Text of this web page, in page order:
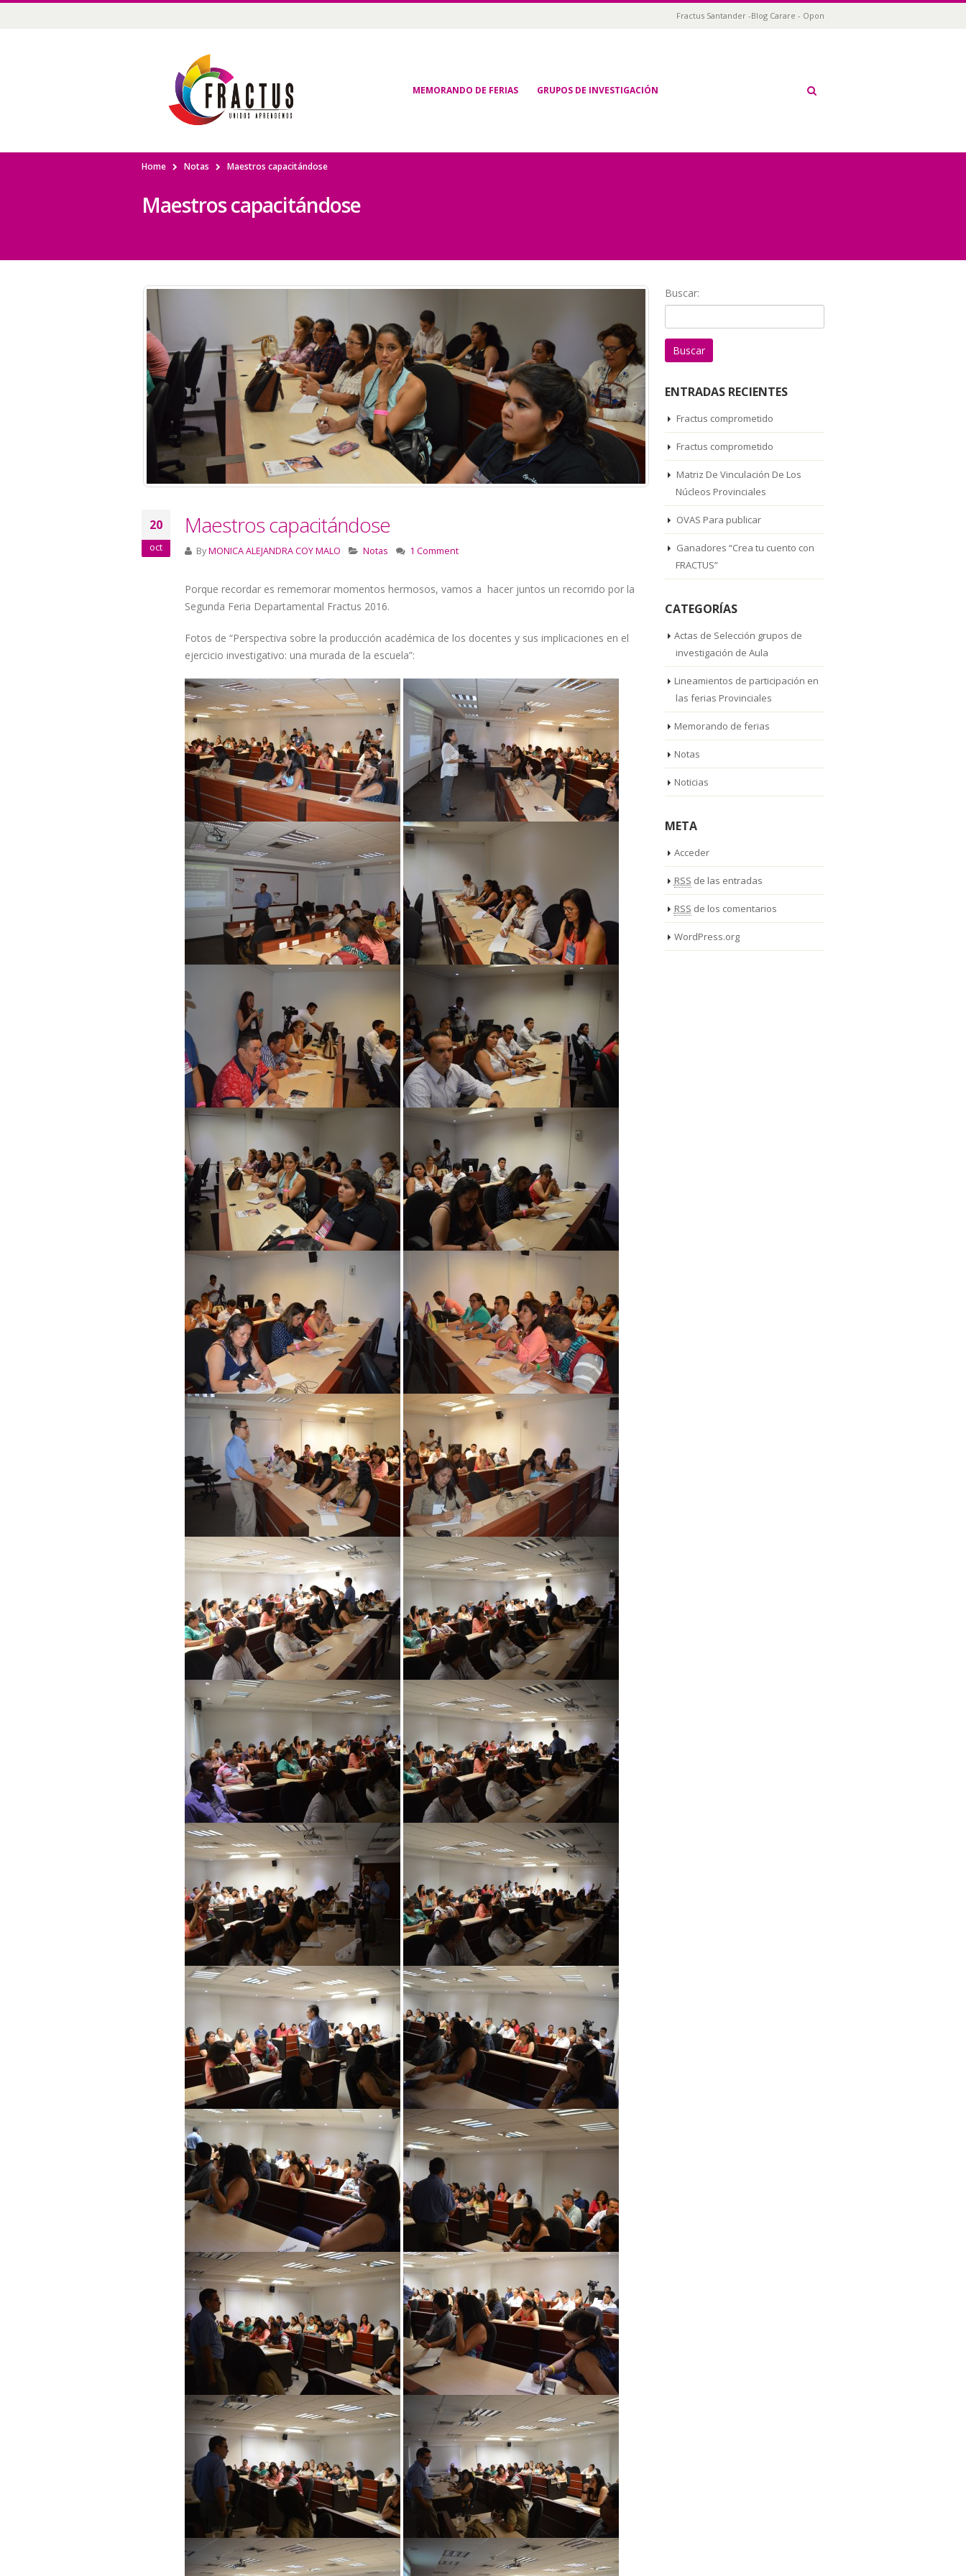
Fractus Santander -Blog Carare - Opon
MEMORANDO DE FERIAS GRUPOS DE INVESTIGACIÓN
Home Notas Maestros capacitándose
Maestros capacitándose
20
oct
Maestros capacitándose
ByMONICA ALEJANDRA COY MALO Notas 1 Comment
Porque recordar es rememorar momentos hermosos, vamos a hacer juntos un recorrido por la
Segunda Feria Departamental Fractus 2016.
Fotos de “Perspectiva sobre la producción académica de los docentes y sus implicaciones en el
ejercicio investigativo: una murada de la escuela”:
Buscar:
ENTRADAS RECIENTES
Fractus comprometido
Fractus comprometido
Matriz De Vinculación De Los
Núcleos Provinciales
OVAS Para publicar
Ganadores “Crea tu cuento con
FRACTUS”
CATEGORÍAS
Actas de Selección grupos de
investigación de Aula
Lineamientos de participación en
las ferias Provinciales
Memorando de ferias
Notas
Noticias
META
Acceder
RSS de las entradas
RSS de los comentarios
WordPress.org